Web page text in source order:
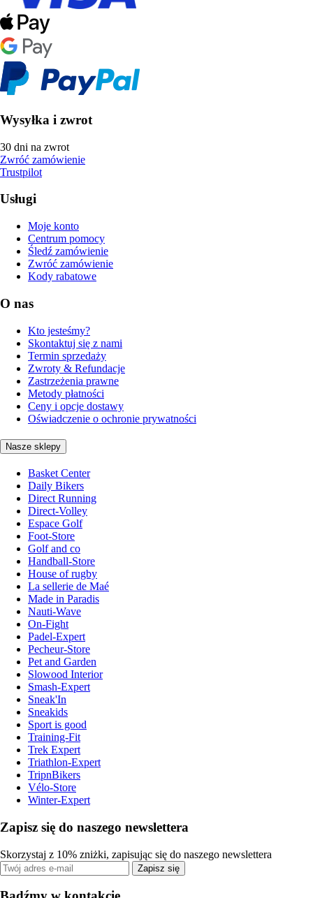
Wysyłka i zwrot
30 dni na zwrot
Zwróć zamówienie
Trustpilot
Usługi
Moje konto
Centrum pomocy
Śledź zamówienie
Zwróć zamówienie
Kody rabatowe
O nas
Kto jesteśmy?
Skontaktuj się z nami
Termin sprzedaży
Zwroty & Refundacje
Zastrzeżenia prawne
Metody płatności
Ceny i opcje dostawy
Oświadczenie o ochronie prywatności
Nasze sklepy
Basket Center
Daily Bikers
Direct Running
Direct-Volley
Espace Golf
Foot-Store
Golf and co
Handball-Store
House of rugby
La sellerie de Maé
Made in Paradis
Nauti-Wave
On-Fight
Padel-Expert
Pecheur-Store
Pet and Garden
Slowood Interior
Smash-Expert
Sneak'In
Sneakids
Sport is good
Training-Fit
Trek Expert
Triathlon-Expert
TripnBikers
Vélo-Store
Winter-Expert
Zapisz się do naszego newslettera
Skorzystaj z 10% zniżki, zapisując się do naszego newslettera
Zapisz się